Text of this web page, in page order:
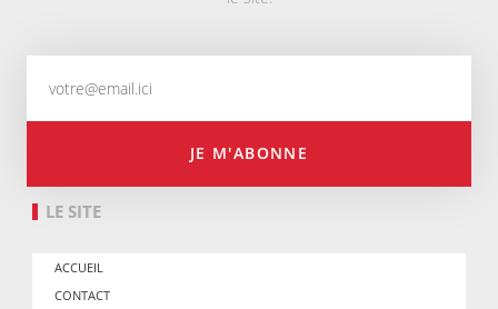
JE M'ABONNE
LE SITE
ACCUEIL
CONTACT